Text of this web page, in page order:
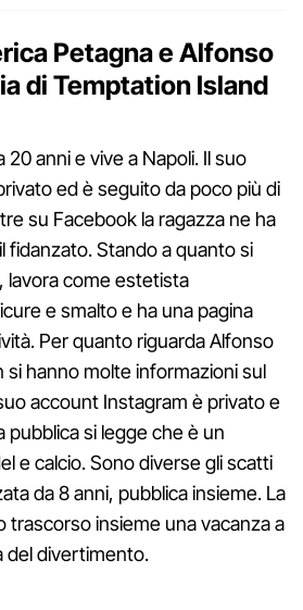
Petagna e Alfonso
di Temptation Island
20 anni e vive a Napoli. Il suo
ed è seguito da poco più di
su Facebook la ragazza ne ha
fidanzato. Stando a quanto si
lavora come estetista
e smalto e ha una pagina
Per quanto riguarda Alfonso
si hanno molte informazioni sul
account Instagram è privato e
pubblica si legge che è un
e calcio. Sono diverse gli scatti
da 8 anni, pubblica insieme. La
trascorso insieme una vacanza a
del divertimento.